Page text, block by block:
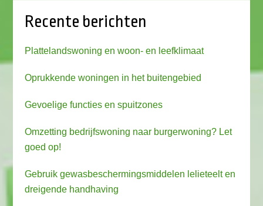
Recente berichten
Plattelandswoning en woon- en leefklimaat
Oprukkende woningen in het buitengebied
Gevoelige functies en spuitzones
Omzetting bedrijfswoning naar burgerwoning? Let
goed op!
Gebruik gewasbeschermingsmiddelen lelieteelt en
dreigende handhaving